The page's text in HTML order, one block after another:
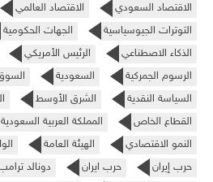
الاقتصاد السعودي
الاقتصاد العالمي
التوترات الجيوسياسية
الجهات الحكومية
الذكاء الاصطناعي
الرئيس الأمريكي
الرسوم الجمركية
السعودية
السياسة النقدية
الشرق الأوسط
القطاع الخاص
المملكة العربية السعودية
النمو الاقتصادي
الهيئة العامة
حرب إيران
حرب ايران دونالد